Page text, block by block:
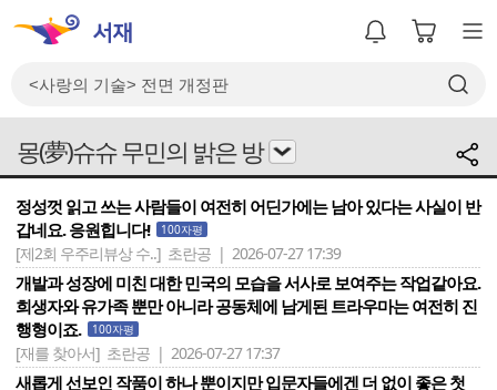
몽(夢)슈슈 무민의 밝은 방
정성껏 읽고 쓰는 사람들이 여전히 어딘가에는 남아 있다는 사실이 반
갑네요. 응원힙니다!
100자평
[제2회 우주리뷰상 수..] 초란공 | 2026-07-27 17:39
개발과 성장에 미친 대한 민국의 모습을 서사로 보여주는 작업같아요.
희생자와 유가족 뿐만 아니라 공동체에 남게된 트라우마는 여전히 진
행형이죠.
100자평
[재를 찾아서] 초란공 | 2026-07-27 17:37
새롭게 선보인 작품이 하나 뿐이지만 입문자들에겐 더 없이 좋은 첫